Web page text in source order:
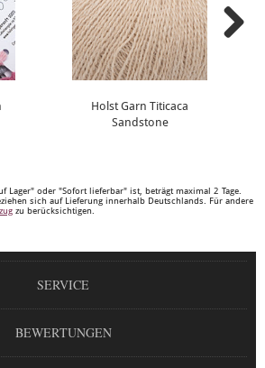
Holst Garn Titicaca
Sandstone
Lager" oder "Sofort lieferbar" ist, beträgt maximal 2 Tage.
sich auf Lieferung innerhalb Deutschlands. Für andere
zu berücksichtigen.
SERVICE
BEWERTUNGEN